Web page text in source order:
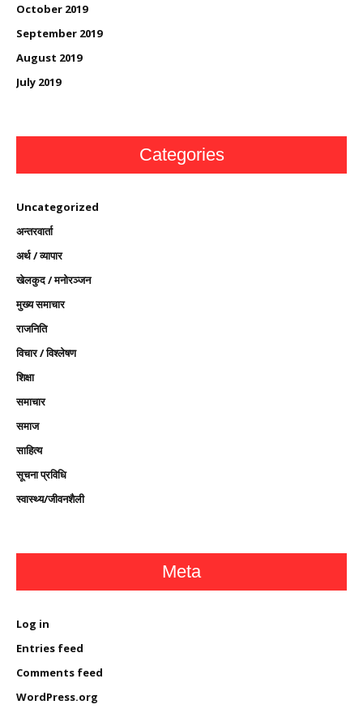
October 2019
September 2019
August 2019
July 2019
Categories
Uncategorized
अन्तरवार्ता
अर्थ / व्यापार
खेलकुद / मनोरञ्जन
मुख्य समाचार
राजनिति
विचार / विश्लेषण
शिक्षा
समाचार
समाज
साहित्य
सूचना प्रविधि
स्वास्थ्य/जीवनशैली
Meta
Log in
Entries feed
Comments feed
WordPress.org